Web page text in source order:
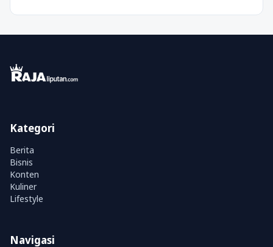
Kategori
Berita
Bisnis
Konten
Kuliner
Lifestyle
Navigasi